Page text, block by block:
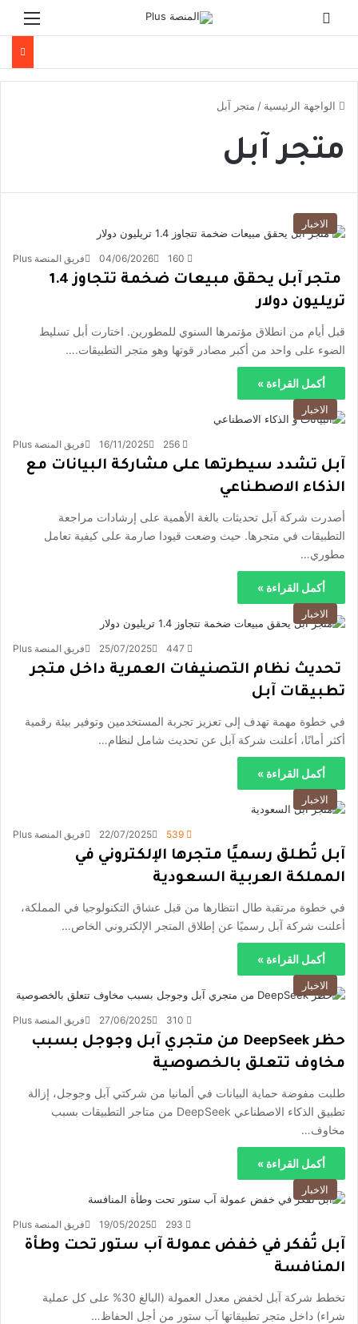
الواجهة الرئيسية / متجر آبل
متجر آبل
الاخبار
فريق المنصة Plus 04/06/2026
متجر آبل يحقق مبيعات ضخمة تتجاوز 1.4
تريليون دولار
قبل أيام من انطلاق مؤتمرها السنوي للمطورين. اختارت أبل تسليط
الضوء على واحد من أكبر مصادر قوتها وهو متجر التطبيقات.…
أكمل القراءة »
الاخبار
فريق المنصة Plus 16/11/2025
آبل تشدد سيطرتها على مشاركة البيانات مع
الذكاء الاصطناعي
أصدرت شركة آبل تحديثات بالغة الأهمية على إرشادات مراجعة
التطبيقات في متجرها. حيث وضعت قيودا صارمة على كيفية تعامل
مطوري…
أكمل القراءة »
الاخبار
فريق المنصة Plus 25/07/2025
تحديث نظام التصنيفات العمرية داخل متجر
تطبيقات آبل
في خطوة مهمة تهدف إلى تعزيز تجربة المستخدمين وتوفير بيئة رقمية
أكثر أمانًا، أعلنت شركة آبل عن تحديث شامل لنظام…
أكمل القراءة »
الاخبار
فريق المنصة Plus 22/07/2025
آبل تُطلق رسميًا متجرها الإلكتروني في
المملكة العربية السعودية
في خطوة مرتقبة طال انتظارها من قبل عشاق التكنولوجيا في المملكة،
أعلنت شركة آبل رسميًا عن إطلاق المتجر الإلكتروني الخاص…
أكمل القراءة »
الاخبار
فريق المنصة Plus 27/06/2025
حظر DeepSeek من متجري آبل وجوجل بسبب
مخاوف تتعلق بالخصوصية
طلبت مفوضة حماية البيانات في ألمانيا من شركتي آبل وجوجل، إزالة
تطبيق الذكاء الاصطناعي DeepSeek من متاجر التطبيقات بسبب
مخاوف…
أكمل القراءة »
الاخبار
فريق المنصة Plus 19/05/2025
آبل تُفكر في خفض عمولة آب ستور تحت وطأة
المنافسة
تخطط شركة آبل لخفض معدل العمولة (البالغ 30% على كل عملية
شراء) داخل متجر تطبيقاتها آب ستور من أجل الحفاظ…